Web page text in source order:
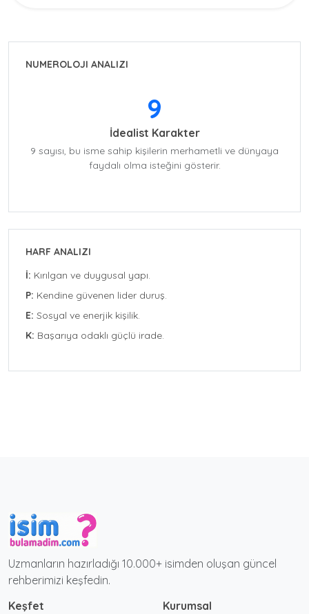
NUMEROLOJI ANALIZI
9
İdealist Karakter
9 sayısı, bu isme sahip kişilerin merhametli ve dünyaya
faydalı olma isteğini gösterir.
HARF ANALIZI
İ: Kırılgan ve duygusal yapı.
P: Kendine güvenen lider duruş.
E: Sosyal ve enerjik kişilik.
K: Başarıya odaklı güçlü irade.
Uzmanların hazırladığı 10.000+ isimden oluşan güncel
rehberimizi keşfedin.
Keşfet
Kurumsal